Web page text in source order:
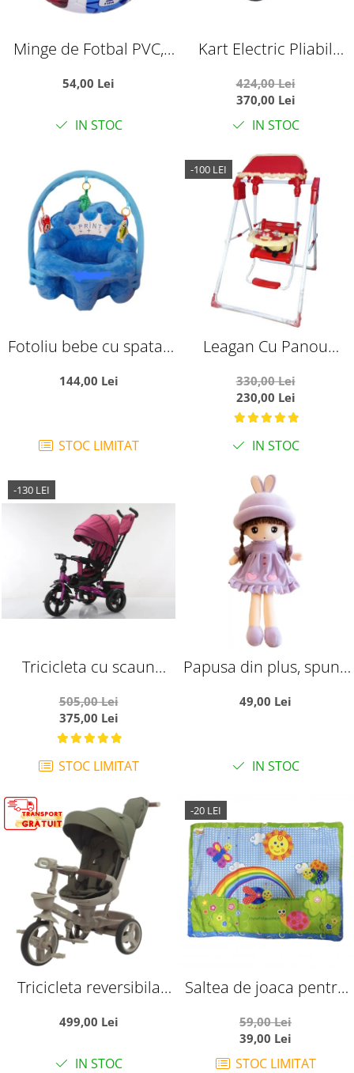
Minge de Fotbal PVC,
Campionatul Mondial
54,00 Lei
IN STOC
Kart Electric Pliabil
Negru
424,00 Lei
370,00 Lei
IN STOC
Fotoliu bebe cu spatar
din plus
144,00 Lei
STOC LIMITAT
-100 LEI
Leagan Cu Panou
Ratusca rosu
330,00 Lei
230,00 Lei
IN STOC
-130 LEI
Tricicleta cu scaun
somn, SL02 - Mov
505,00 Lei
375,00 Lei
STOC LIMITAT
Papusa din plus, spune
mov
49,00 Lei
IN STOC
Tricicleta reversibila
pozitie de somn, roti
499,00 Lei
IN STOC
-20 LEI
Saltea de joaca pentru
insecte vesele, 92 x 60
cm
59,00 Lei
39,00 Lei
STOC LIMITAT